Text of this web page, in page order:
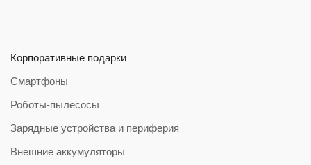
Корпоративные подарки
Смартфоны
Роботы-пылесосы
Зарядные устройства и периферия
Внешние аккумуляторы